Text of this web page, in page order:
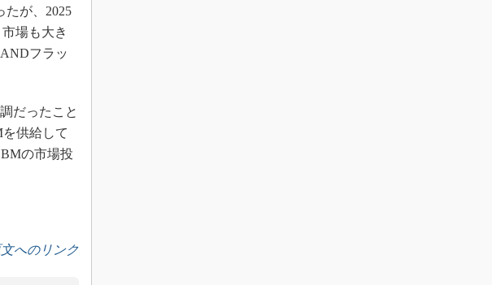
たが、2025
場も大き
フラッ
だったこと
供給して
の市場投
へのリンク